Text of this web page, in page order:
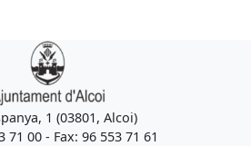
1 (03801, Alcoi)
71 00 - Fax: 96 553 71 61